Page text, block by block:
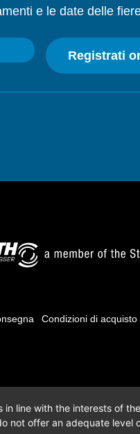
e le date delle
Registrati
Condizioni di acquisto
line with the interests of
not offer an adequate